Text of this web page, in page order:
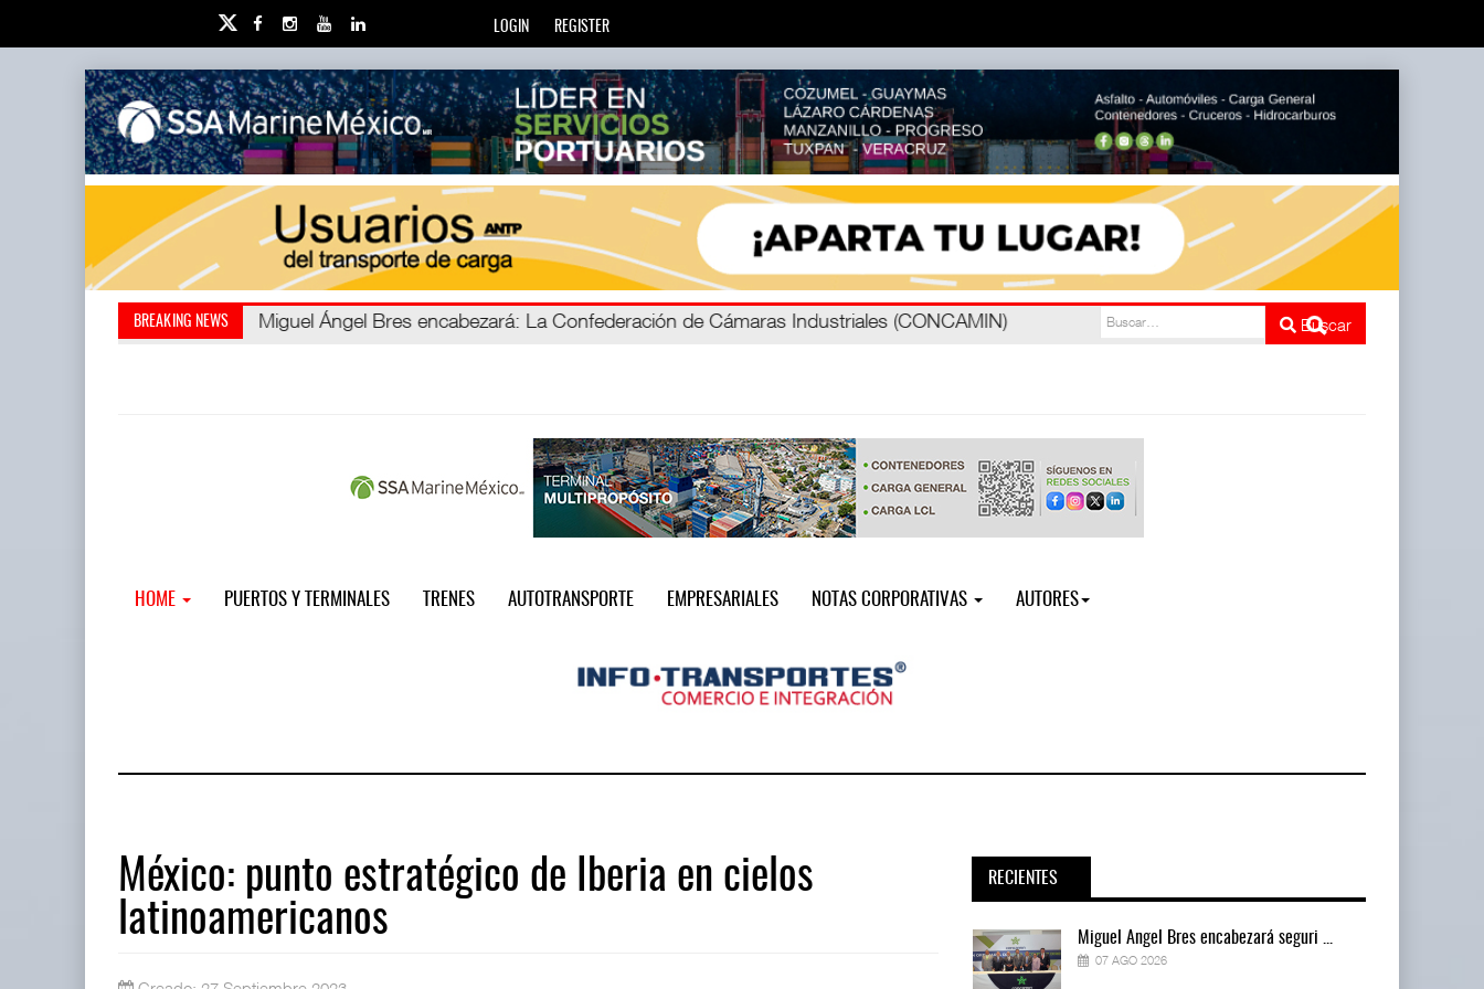
LOGIN REGISTER
BREAKING NEWS Miguel Ángel Bres encabezará
Retos de la educación privada: Más de 20 mil escuelas privadas atienden a más de cinco
Buscar
HOME PUERTOS Y TERMINALES TRENES AUTOTRANSPORTE EMPRESARIALES NOTAS CORPORATIVAS AUTORES
México: punto estratégico de Iberia en cielos
latinoamericanos
RECIENTES
Miguel Ángel Bres encabezará seguri ... Miguel Ángel Bres encabezará seguri ...
07 AGO 2026